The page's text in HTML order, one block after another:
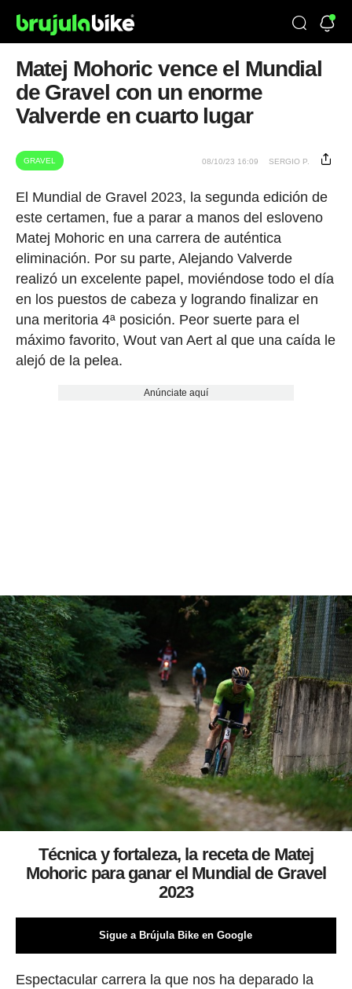
Matej Mohoric vence el Mundial
de Gravel con un enorme
Valverde en cuarto lugar
GRAVEL 08/10/23 16:09 SERGIO P.
El Mundial de Gravel 2023, la segunda edición de
este certamen, fue a parar a manos del esloveno
Matej Mohoric en una carrera de auténtica
eliminación. Por su parte, Alejando Valverde
realizó un excelente papel, moviéndose todo el día
en los puestos de cabeza y logrando finalizar en
una meritoria 4ª posición. Peor suerte para el
máximo favorito, Wout van Aert al que una caída le
alejó de la pelea.
Anúnciate aquí
Técnica y fortaleza, la receta de Matej
Mohoric para ganar el Mundial de Gravel
2023
Sigue a Brújula Bike en Google
Espectacular carrera la que nos ha deparado la